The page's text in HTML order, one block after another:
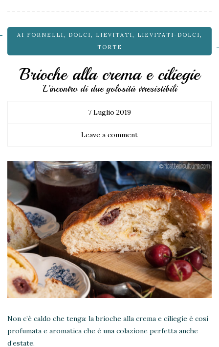
AI FORNELLI, DOLCI, LIEVITATI, LIEVITATI-DOLCI,
TORTE
Brioche alla crema e ciliegie
L'incontro di due golosità irresistibili
7 Luglio 2019
Leave a comment
Non c’è caldo che tenga: la brioche alla crema e ciliegie è così
profumata e aromatica che è una colazione perfetta anche
d’estate.